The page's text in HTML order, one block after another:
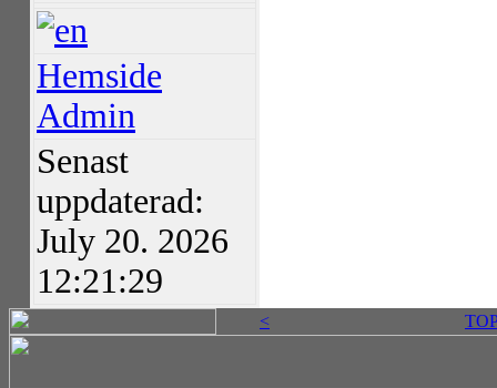
Hemside
Admin
Senast
uppdaterad:
July 20. 2026
12:21:29
<